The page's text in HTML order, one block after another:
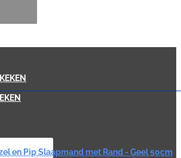
en Pip Slaapmand met Rand - Geel 50cm